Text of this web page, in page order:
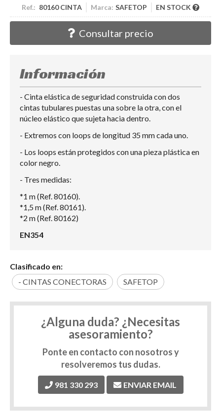
Ref.: 80160 CINTA Marca: SAFETOP EN STOCK
Consultar precio
Información
- Cinta elástica de seguridad construida con dos
cintas tubulares puestas una sobre la otra, con el
núcleo elástico que sujeta hacia dentro.
- Extremos con loops de longitud 35 mm cada uno.
- Los loops están protegidos con una pieza plástica en
color negro.
- Tres medidas:
*1 m (Ref. 80160).
*1,5 m (Ref. 80161).
*2 m (Ref. 80162)
EN354
Clasificado en:
- CINTAS CONECTORAS
SAFETOP
¿Alguna duda? ¿Necesitas
asesoramiento?
Ponte en contacto con nosotros y
resolveremos tus dudas.
981 330 293 ENVIAR EMAIL